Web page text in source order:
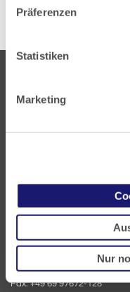
Präferenzen
Statistiken
Marketing
Nur
60335 Frankfurt
Tel:+49 69 97672-0
Fax: +49 69 97672-128